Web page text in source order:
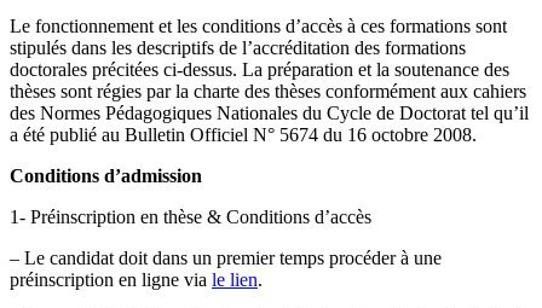
Le fonctionnement et les conditions d’accès à ces formations sont
stipulés dans les descriptifs de l’accréditation des formations
doctorales précitées ci-dessus. La préparation et la soutenance des
thèses sont régies par la charte des thèses conformément aux cahiers
des Normes Pédagogiques Nationales du Cycle de Doctorat tel qu’il
a été publié au Bulletin Officiel N° 5674 du 16 octobre 2008.
Conditions d’admission
1- Préinscription en thèse & Conditions d’accès
– Le candidat doit dans un premier temps procéder à une
préinscription en ligne via le lien.